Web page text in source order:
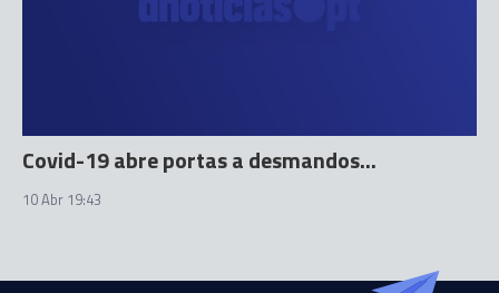
Covid-19 abre portas a desmandos...
10 Abr 19:43